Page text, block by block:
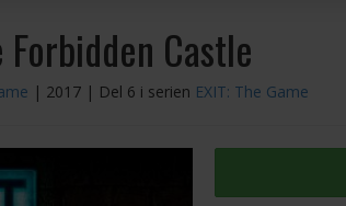
Forbidden Castle
| 2017 | Del 6 i serien EXIT: The Game